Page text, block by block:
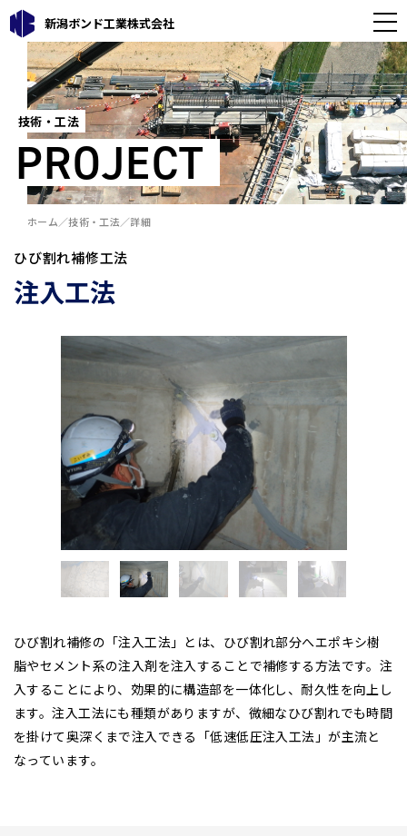
新潟ボンド工業株式会社
技術・工法
PROJECT
ホーム 技術・工法 詳細
ひび割れ補修工法
注入工法
ひび割れ補修の「注入工法」とは、ひび割れ部分へエポキシ樹
脂やセメント系の注入剤を注入することで補修する方法です。注
入することにより、効果的に構造部を一体化し、耐久性を向上し
ます。注入工法にも種類がありますが、微細なひび割れでも時間
を掛けて奥深くまで注入できる「低速低圧注入工法」が主流と
なっています。